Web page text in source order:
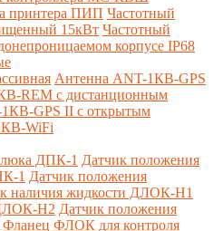
принтера ПИП Частотный
15кВт Частотный
корпусе IP68
Антенна ANT-1КВ-GPS
REM c дистанционным
GPS II с открытым
WiFi
ДПК-1 Датчик положения
1 Датчик положения
наличия жидкости ДЛОК-Н1
Н2 Датчик положения
Фланец ФЛОК для контроля